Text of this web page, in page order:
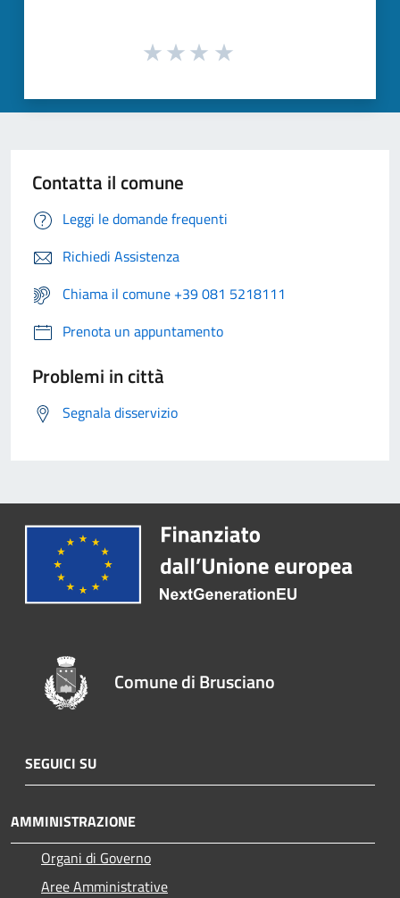
Contatta il comune
Leggi le domande frequenti
Richiedi Assistenza
Chiama il comune +39 081 5218111
Prenota un appuntamento
Problemi in città
Segnala disservizio
Comune di Brusciano
SEGUICI SU
AMMINISTRAZIONE
Organi di Governo
Aree Amministrative